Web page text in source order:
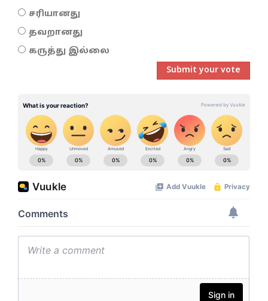
சரியானது
தவறானது
கருத்து இல்லை
Submit your vote